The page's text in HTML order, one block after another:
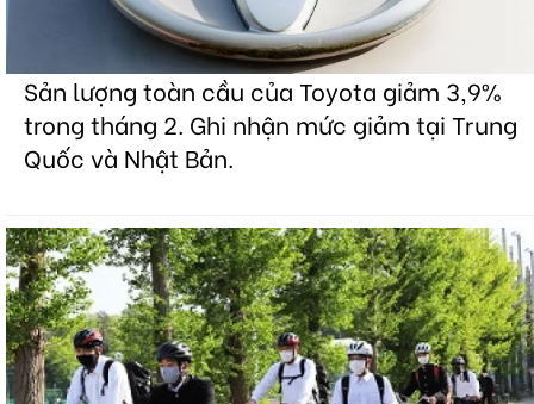
Sản lượng toàn cầu của Toyota giảm 3,9%
trong tháng 2. Ghi nhận mức giảm tại Trung
Quốc và Nhật Bản.